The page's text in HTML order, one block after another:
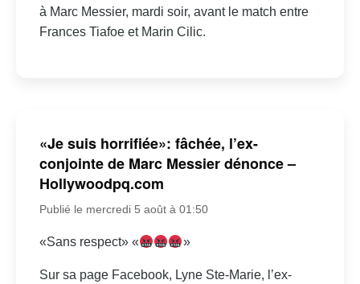
à Marc Messier, mardi soir, avant le match entre
Frances Tiafoe et Marin Cilic.
«Je suis horrifiée»: fâchée, l’ex-
conjointe de Marc Messier dénonce –
Hollywoodpq.com
Publié le mercredi 5 août à 01:50
«Sans respect» « »
Sur sa page Facebook, Lyne Ste-Marie, l’ex-